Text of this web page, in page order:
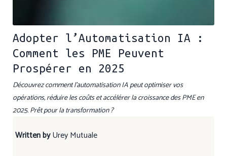
Adopter l’Automatisation IA :
Comment les PME Peuvent
Prospérer en 2025
Découvrez comment l’automatisation IA peut optimiser vos
opérations, réduire les coûts et accélérer la croissance des PME en
2025. Prêt pour la transformation ?
Written byUrey Mutuale